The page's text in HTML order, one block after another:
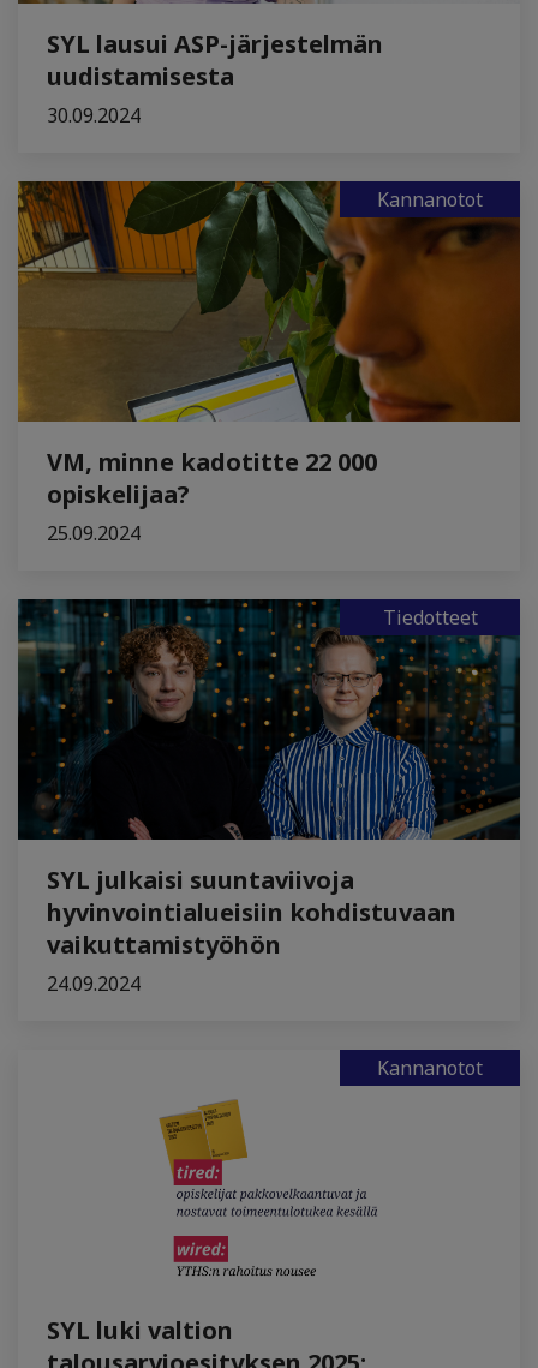
SYL lausui ASP-järjestelmän
uudistamisesta
30.09.2024
Kannanotot
VM, minne kadotitte 22 000
opiskelijaa?
25.09.2024
Tiedotteet
SYL julkaisi suuntaviivoja
hyvinvointialueisiin kohdistuvaan
vaikuttamistyöhön
24.09.2024
Kannanotot
SYL luki valtion